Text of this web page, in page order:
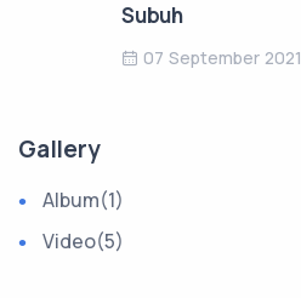
Subuh
07 September 2021
Gallery
Album(1)
Video(5)